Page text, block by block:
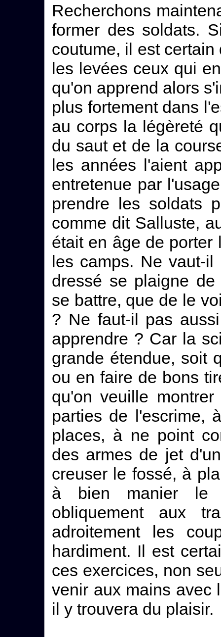
Recherchons
former des soldats.
coutume, il est
les levées ceux qui
qu'on apprend alors
plus fortement dans
au corps la légèreté
du saut et de la
les années l'aient
entretenue par
prendre les soldats
comme dit Salluste,
était en âge de porter
les camps. Ne vaut-
dressé se plaigne
se battre, que de le
? Ne faut-il pas
apprendre ? Car la
grande étendue, soit
ou en faire de bons
qu'on veuille
parties de l'escrime,
places, à ne point
des armes de jet
creuser le fossé, à
à bien manier le
obliquement aux
adroitement les
hardiment. Il est
ces exercices, non
venir aux mains avec
il y trouvera du plaisir.